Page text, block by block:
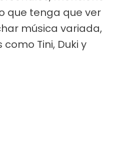
que tenga que ver
música variada,
Tini, Duki y